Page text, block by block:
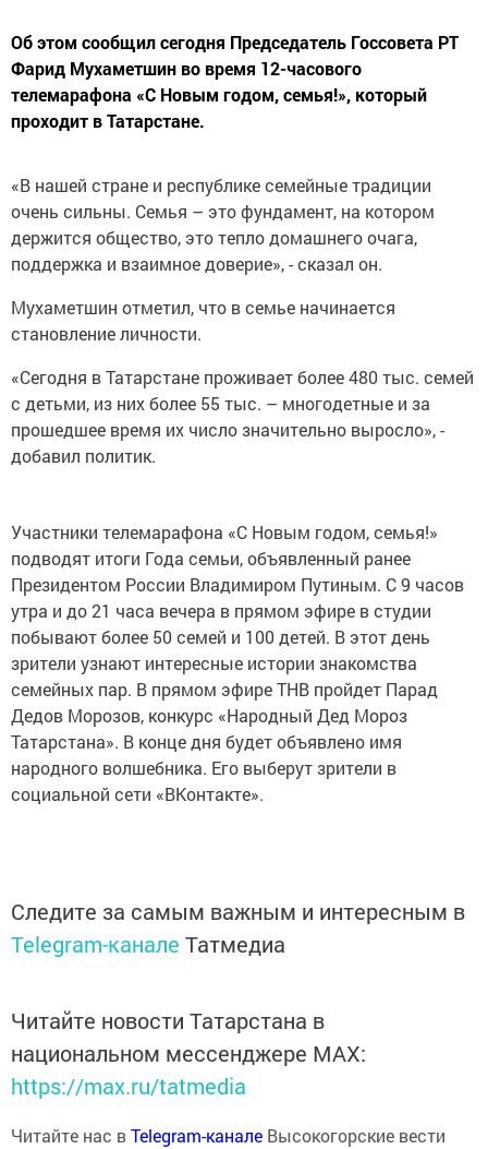
Об этом сообщил сегодня Председатель Госсовета РТ
Фарид Мухаметшин во время 12-часового
телемарафона «С Новым годом, семья!», который
проходит в Татарстане.
«В нашей стране и республике семейные традиции
очень сильны. Семья – это фундамент, на котором
держится общество, это тепло домашнего очага,
поддержка и взаимное доверие», - сказал он.
Мухаметшин отметил, что в семье начинается
становление личности.
«Сегодня в Татарстане проживает более 480 тыс. семей
с детьми, из них более 55 тыс. – многодетные и за
прошедшее время их число значительно выросло», -
добавил политик.
Участники телемарафона «С Новым годом, семья!»
подводят итоги Года семьи, объявленный ранее
Президентом России Владимиром Путиным. С 9 часов
утра и до 21 часа вечера в прямом эфире в студии
побывают более 50 семей и 100 детей. В этот день
зрители узнают интересные истории знакомства
семейных пар. В прямом эфире ТНВ пройдет Парад
Дедов Морозов, конкурс «Народный Дед Мороз
Татарстана». В конце дня будет объявлено имя
народного волшебника. Его выберут зрители в
социальной сети «ВКонтакте».
Следите за самым важным и интересным в
Telegram-канале Татмедиа
Читайте новости Татарстана в
национальном мессенджере MАХ:
https://max.ru/tatmedia
Читайте нас вTelegram-канале Высокогорские вести